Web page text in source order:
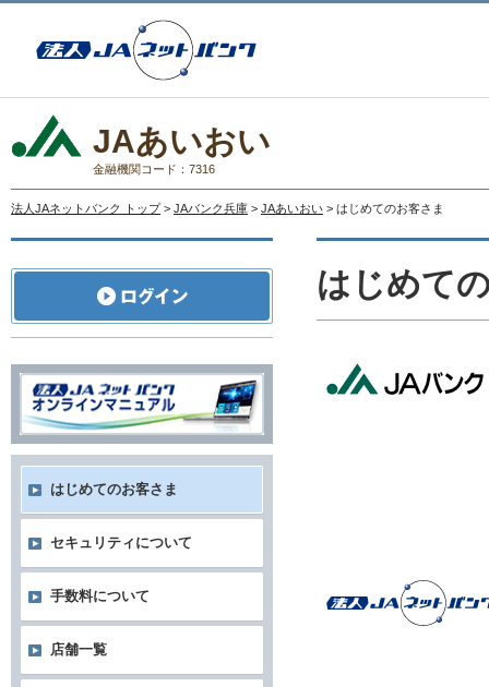
JAあいおい
金融機関コード：7316
法人JAネットバンク トップ > JAバンク兵庫 > JAあいおい > はじめてのお客さま
はじめて
はじめてのお客さま
セキュリティについて
手数料について
店舗一覧